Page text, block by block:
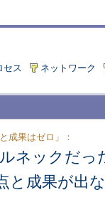
セス ネットワーク
成果はゼロ」：
ネックだっ
成果が出な